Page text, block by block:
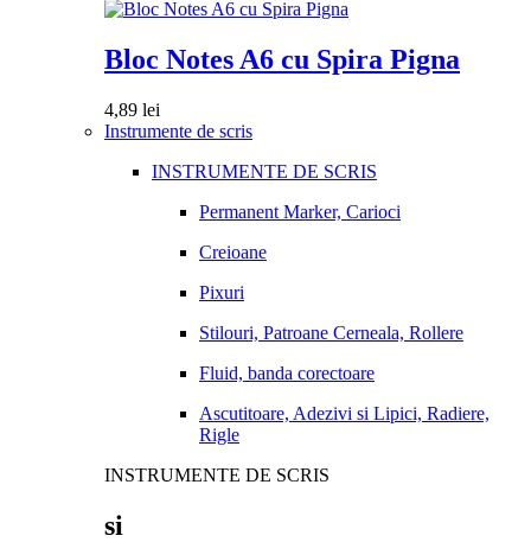
Bloc Notes A6 cu Spira Pigna
4,89 lei
Instrumente de scris
INSTRUMENTE DE SCRIS
Permanent Marker, Carioci
Creioane
Pixuri
Stilouri, Patroane Cerneala, Rollere
Fluid, banda corectoare
Ascutitoare, Adezivi si Lipici, Radiere,
Rigle
INSTRUMENTE DE SCRIS
si